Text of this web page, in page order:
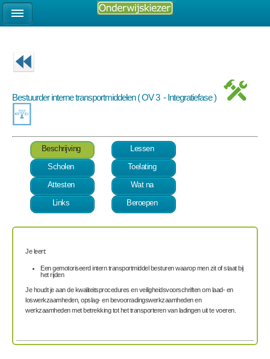
Bestuurder interne transportmiddelen ( OV 3 - Integratiefase )
Beschrijving
Lessen
Scholen
Toelating
Attesten
Wat na
Links
Beroepen
Je leert:
Een gemotoriseerd intern transportmiddel besturen waarop men zit of staat bij
het rijden
Je houdt je aan de kwaliteitsprocedures en veiligheidsvoorschriften om laad- en
loswerkzaamheden, opslag- en bevoorradingswerkzaamheden en
werkzaamheden met betrekking tot het transporteren van ladingen uit te voeren.